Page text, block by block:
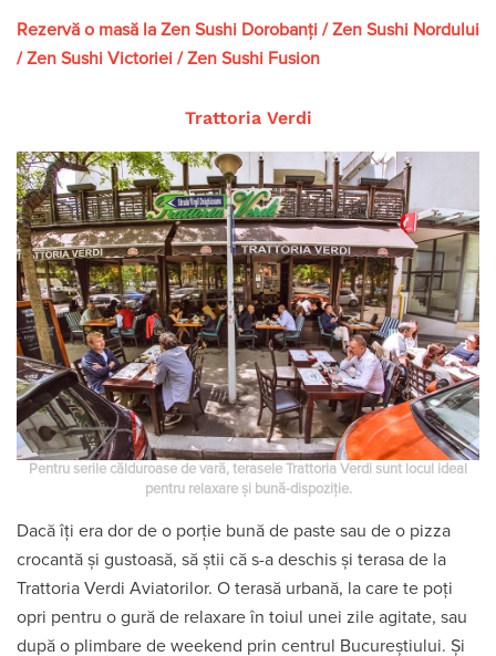
Rezervă o masă la Zen Sushi Dorobanți /Zen Sushi Nordului
/Zen Sushi Victoriei /Zen Sushi Fusion
Trattoria Verdi
Pentru serile călduroase de vară, terasele Trattoria Verdi sunt locul ideal
pentru relaxare și bună-dispoziție.
Dacă îți era dor de o porție bună de paste sau de o pizza
crocantă și gustoasă, să știi că s-a deschis și terasa de la
Trattoria Verdi Aviatorilor. O terasă urbană, la care te poți
opri pentru o gură de relaxare în toiul unei zile agitate, sau
după o plimbare de weekend prin centrul Bucureștiului. Și